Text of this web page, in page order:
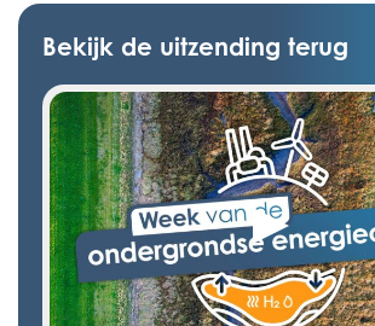
Bekijk de uitzending terug